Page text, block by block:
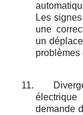
Les
une
un
problèmes
11.
demande